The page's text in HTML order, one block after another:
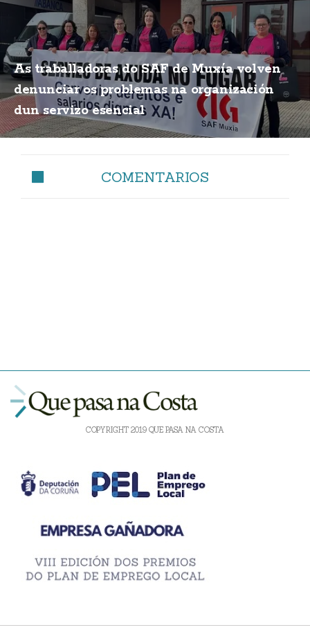
As traballadoras do SAF de Muxía volven
denunciar os problemas na organización
dun servizo esencial
COMENTARIOS
COPYRIGHT 2019 QUE PASA NA COSTA